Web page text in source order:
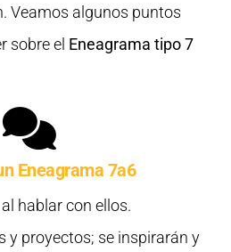
Veamos algunos puntos
sobre el Eneagrama tipo 7
Eneagrama 7a6
al hablar con ellos.
y proyectos; se inspirarán y